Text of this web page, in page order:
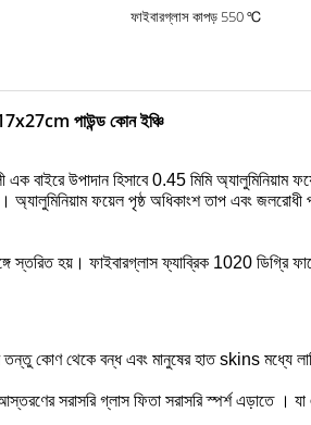
ফাইবারগ্লাস কাপড় 550 ℃
17x27cm পাউন্ড কোন ইঞ্চি
এক বাইরে উপাদান হিসাবে 0.45 মিমি অ্যালুমিনিয়াম
অ্যালুমিনিয়াম ফয়েল পৃষ্ঠ অধিকাংশ তাপ এবং
স্তরিত হয়। ফাইবারগ্লাস ফ্যাব্রিক 1020 ডিগ্রি
কোণ থেকে বন্ধ এবং মানুষের হাত skins মধ্যে
সরাসরি গ্লাস ফিতা সরাসরি স্পর্শ এড়াতে । যা